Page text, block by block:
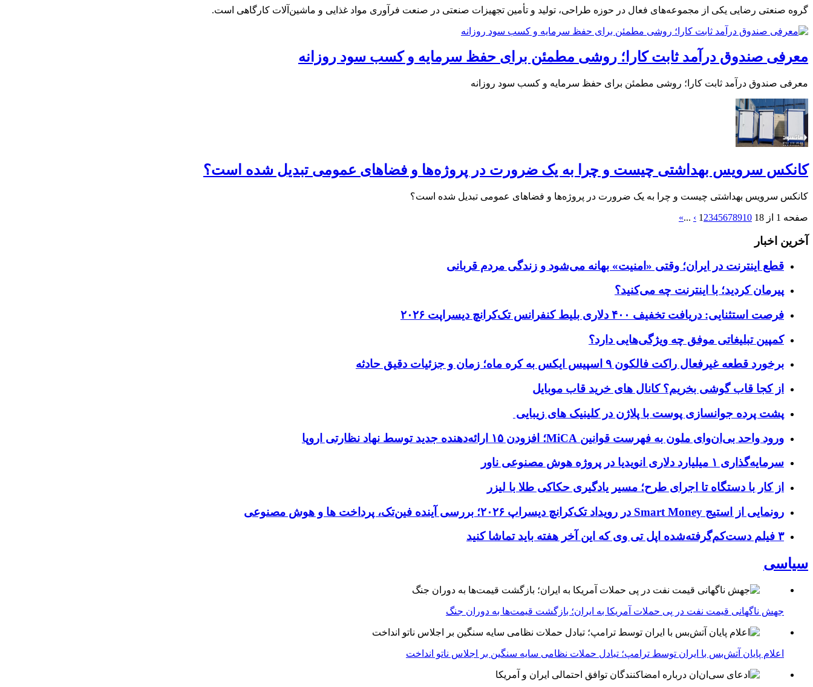
گروه صنعتی رضایی یکی از مجموعه‌های فعال در حوزه طراحی، تولید و تأمین تجهیزات صنعتی در صنعت فرآوری مواد غذایی و ماشین‌آلات کارگاهی است.
معرفی صندوق درآمد ثابت کارا؛ روشی مطمئن برای حفظ سرمایه و کسب سود روزانه
معرفی صندوق درآمد ثابت کارا؛ روشی مطمئن برای حفظ سرمایه و کسب سود روزانه
کانکس سرویس بهداشتی چیست و چرا به یک ضرورت در پروژه‌ها و فضاهای عمومی تبدیل شده است؟
کانکس سرویس بهداشتی چیست و چرا به یک ضرورت در پروژه‌ها و فضاهای عمومی تبدیل شده است؟
صفحه 1 از 18 1 2345678910
›
...
»
آخرین اخبار
قطع اینترنت در ایران؛ وقتی «امنیت» بهانه می‌شود و زندگی مردم قربانی
پیرمان کردید؛ با اینترنت چه می‌کنید؟
فرصت استثنایی: دریافت تخفیف ۴۰۰ دلاری بلیط کنفرانس تک‌کرانچ دیسراپت ۲۰۲۶
کمپین تبلیغاتی موفق چه ویژگی‌هایی دارد؟
برخورد قطعه غیرفعال راکت فالکون ۹ اسپیس ایکس به کره ماه؛ زمان و جزئیات دقیق حادثه
از کجا قاب گوشی بخریم؟ کانال های خرید قاب موبایل
پشت پرده جوانسازی پوست با پلاژن در کلینیک های زیبایی
ورود واحد بی‌ان‌وای ملون به فهرست قوانین MiCA؛ افزودن ۱۵ ارائه‌دهنده جدید توسط نهاد نظارتی اروپا
سرمایه‌گذاری ۱ میلیارد دلاری انویدیا در پروژه هوش مصنوعی ناور
از کار با دستگاه تا اجرای طرح؛ مسیر یادگیری حکاکی طلا با لیزر
رونمایی از استیج Smart Money در رویداد تک‌کرانچ دیسراپ ۲۰۲۶؛ بررسی آینده فین‌تک، پرداخت‌ ها و هوش مصنوعی
۳ فیلم دست‌کم‌گرفته‌شده اپل تی وی که این آخر هفته باید تماشا کنید
سیاسی
جهش ناگهانی قیمت نفت در پی حملات آمریکا به ایران؛ بازگشت قیمت‌ها به دوران جنگ
اعلام پایان آتش‌بس با ایران توسط ترامپ؛ تبادل حملات نظامی سایه سنگین بر اجلاس ناتو انداخت